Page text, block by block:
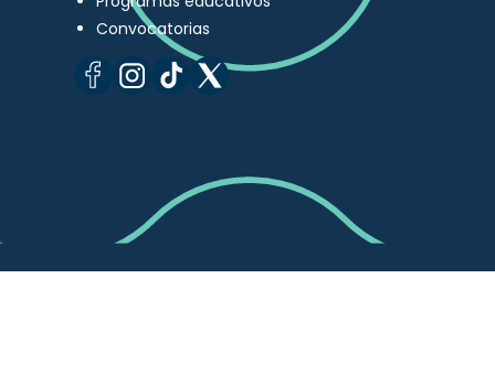
Convocatorias